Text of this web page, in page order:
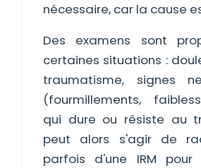
nécessaire, car la cause
Des examens sont
certaines situations :
traumatisme, signes
(fourmillements,
qui dure ou résiste au
peut alors s'agir de
parfois d'une IRM pour